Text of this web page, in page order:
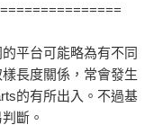
平台可能略為有不同
長度關係，常會發生
的有所出入。不過基
斷。